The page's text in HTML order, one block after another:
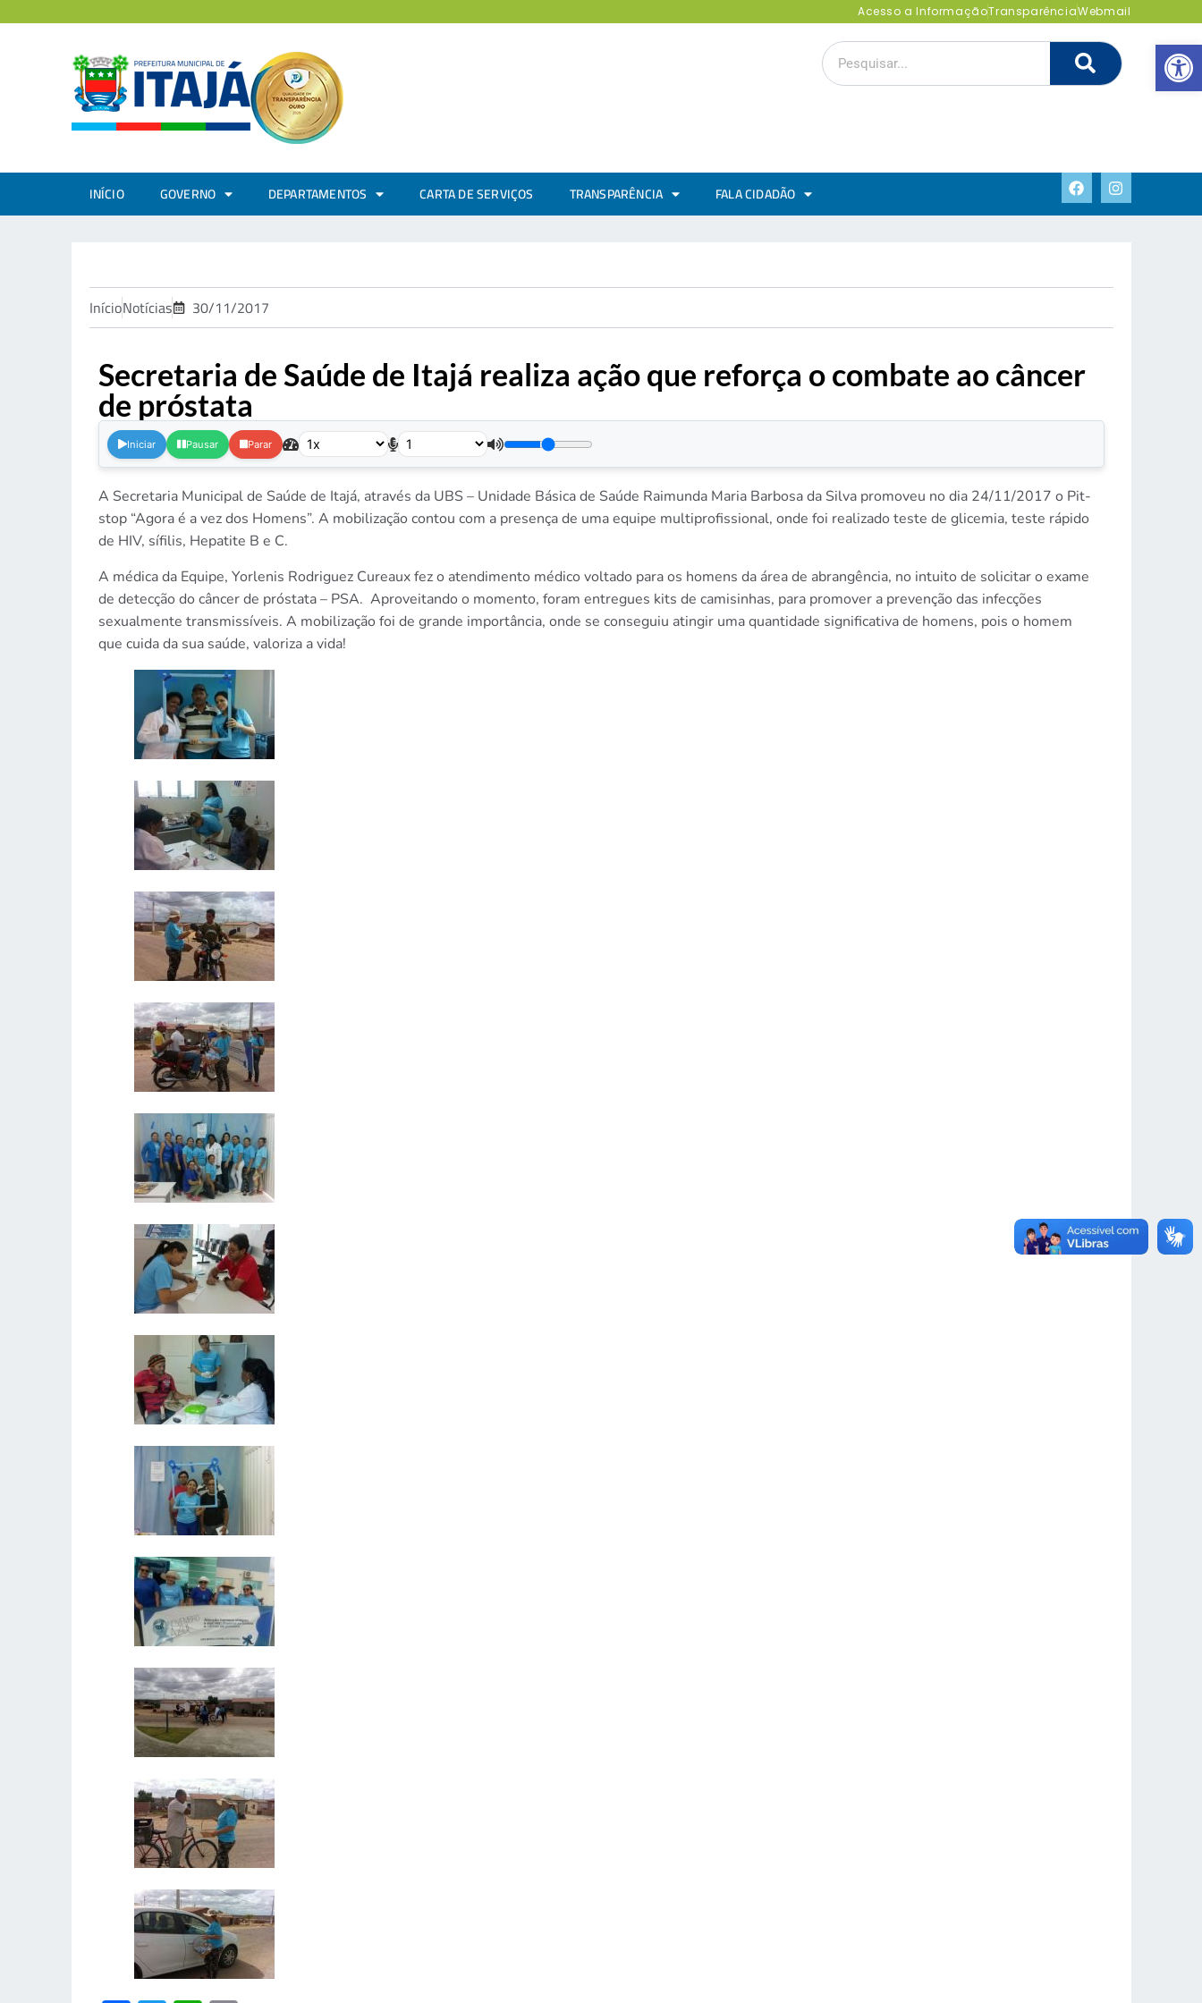
Abrir
Acesso a InformaçãoTransparênciaWebmail
INÍCIO GOVERNO DEPARTAMENTOS CARTA DE SERVIÇOS TRANSPARÊNCIA FALA CIDADÃO
InícioNotícias 30/11/2017
Secretaria de Saúde de Itajá realiza ação que reforça o combate ao câncer
de próstata
Iniciar Pausar Parar
A Secretaria Municipal de Saúde de Itajá, através da UBS – Unidade Básica de Saúde Raimunda Maria Barbosa da Silva promoveu no dia 24/11/2017 o Pit-
stop “Agora é a vez dos Homens”. A mobilização contou com a presença de uma equipe multiprofissional, onde foi realizado teste de glicemia, teste rápido
de HIV, sífilis, Hepatite B e C.
A médica da Equipe, Yorlenis Rodriguez Cureaux fez o atendimento médico voltado para os homens da área de abrangência, no intuito de solicitar o exame
de detecção do câncer de próstata – PSA. Aproveitando o momento, foram entregues kits de camisinhas, para promover a prevenção das infecções
sexualmente transmissíveis. A mobilização foi de grande importância, onde se conseguiu atingir uma quantidade significativa de homens, pois o homem
que cuida da sua saúde, valoriza a vida!